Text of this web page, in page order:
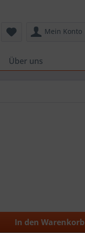
Mein Konto
Über uns
In den Warenkorb